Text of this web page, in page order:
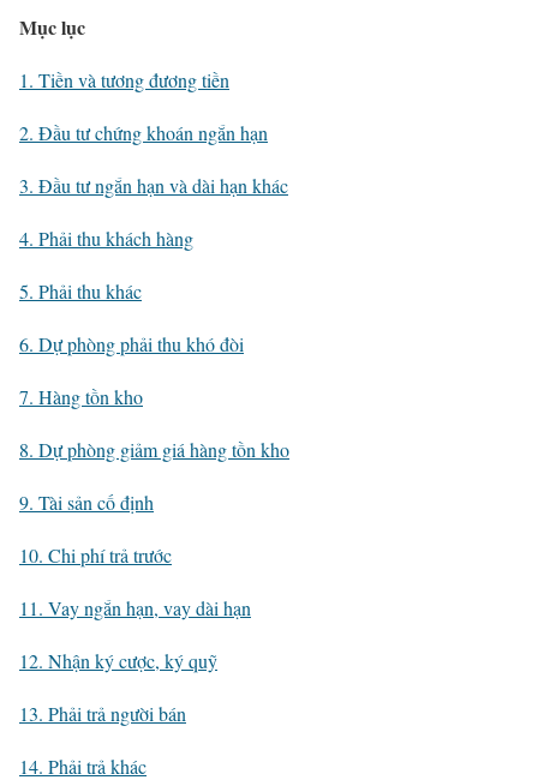
Mục lục
1. Tiền và tương đương tiền
2. Đầu tư chứng khoán ngắn hạn
3. Đầu tư ngắn hạn và dài hạn khác
4. Phải thu khách hàng
5. Phải thu khác
6. Dự phòng phải thu khó đòi
7. Hàng tồn kho
8. Dự phòng giảm giá hàng tồn kho
9. Tài sản cố định
10. Chi phí trả trước
11. Vay ngắn hạn, vay dài hạn
12. Nhận ký cược, ký quỹ
13. Phải trả người bán
14. Phải trả khác